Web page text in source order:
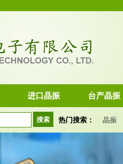
进口晶振 台产晶振
热门搜索： 晶振